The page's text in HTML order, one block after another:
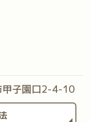
甲子園口2-4-10